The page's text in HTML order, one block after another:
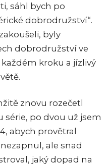
sáhl bych po
dobrodružství“.
byly
dobrodružství ve
kroku a jízlivý
znovu rozečetl
po dvou už jsem
abych provětral
ale snad
jaký dopad na